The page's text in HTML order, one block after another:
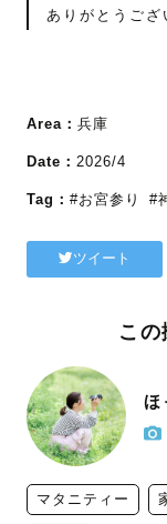
ありがとうござ
Area： 兵庫
Date： 2026/4
Tag： #お宮参り #
ツイート
こ
ほ
マタニティー